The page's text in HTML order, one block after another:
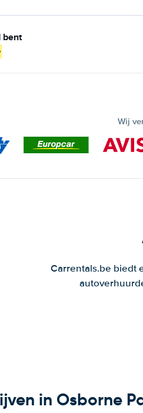
bent
Wij
Carrentals.be biedt
in Osborne